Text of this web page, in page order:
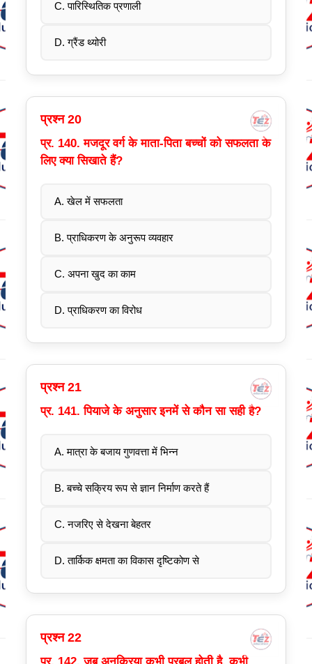
C. पारिस्थितिक प्रणाली
D. ग्रैंड थ्योरी
प्रश्न 20
प्र. 140. मजदूर वर्ग के माता-पिता बच्चों को सफलता के
लिए क्या सिखाते हैं?
A. खेल में सफलता
B. प्राधिकरण के अनुरूप व्यवहार
C. अपना खुद का काम
D. प्राधिकरण का विरोध
प्रश्न 21
प्र. 141. पियाजे के अनुसार इनमें से कौन सा सही है?
A. मात्रा के बजाय गुणवत्ता में भिन्न
B. बच्चे सक्रिय रूप से ज्ञान निर्माण करते हैं
C. नजरिए से देखना बेहतर
D. तार्किक क्षमता का विकास दृष्टिकोण से
प्रश्न 22